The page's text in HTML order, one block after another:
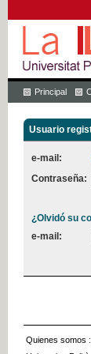
Principal
Usuario
e-mail:
Contraseña:
¿Olvidó su
e-mail:
Quienes somos